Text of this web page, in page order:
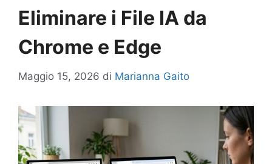
Eliminare i File IA da
Chrome e Edge
Maggio 15, 2026 di Marianna Gaito